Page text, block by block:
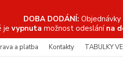
DOBA DODÁNÍ: Objednávky
je vypnuta možnost odeslání na
a platba Kontakty TABULKY